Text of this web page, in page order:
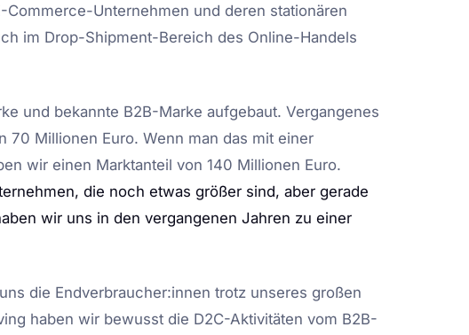
Unternehmen und deren stationären
im Drop-Shipment-Bereich des Online-Handels
und bekannte B2B-Marke aufgebaut. Vergangenes
70 Millionen Euro. Wenn man das mit einer
wir einen Marktanteil von 140 Millionen Euro.
die noch etwas größer sind, aber gerade
wir uns in den vergangenen Jahren zu einer
die Endverbraucher:innen trotz unseres großen
haben wir bewusst die D2C-Aktivitäten vom B2B-